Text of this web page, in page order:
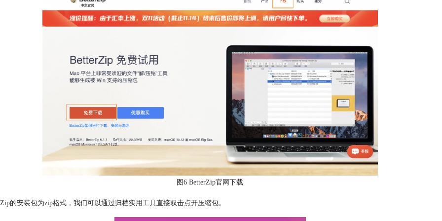
图6 BetterZip官网下载
的安装包为zip格式，我们可以通过归档实用工具直接双击点开压缩包。